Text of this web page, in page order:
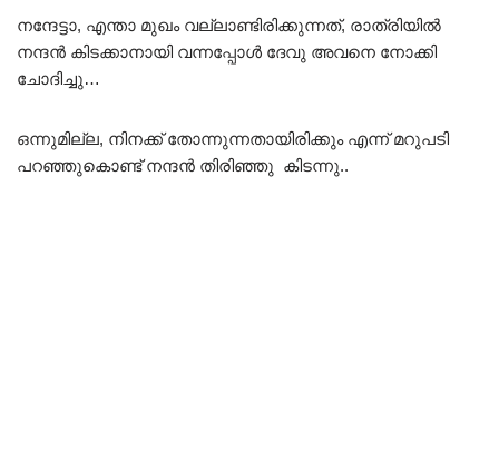
നന്ദേട്ടാ, എന്താ മുഖം വല്ലാണ്ടിരിക്കുന്നത്, രാത്രിയിൽ
നന്ദൻ കിടക്കാനായി വന്നപ്പോൾ ദേവു അവനെ നോക്കി
ചോദിച്ചു…
ഒന്നുമില്ല, നിനക്ക് തോന്നുന്നതായിരിക്കും എന്ന് മറുപടി
പറഞ്ഞുകൊണ്ട് നന്ദൻ തിരിഞ്ഞു കിടന്നു..